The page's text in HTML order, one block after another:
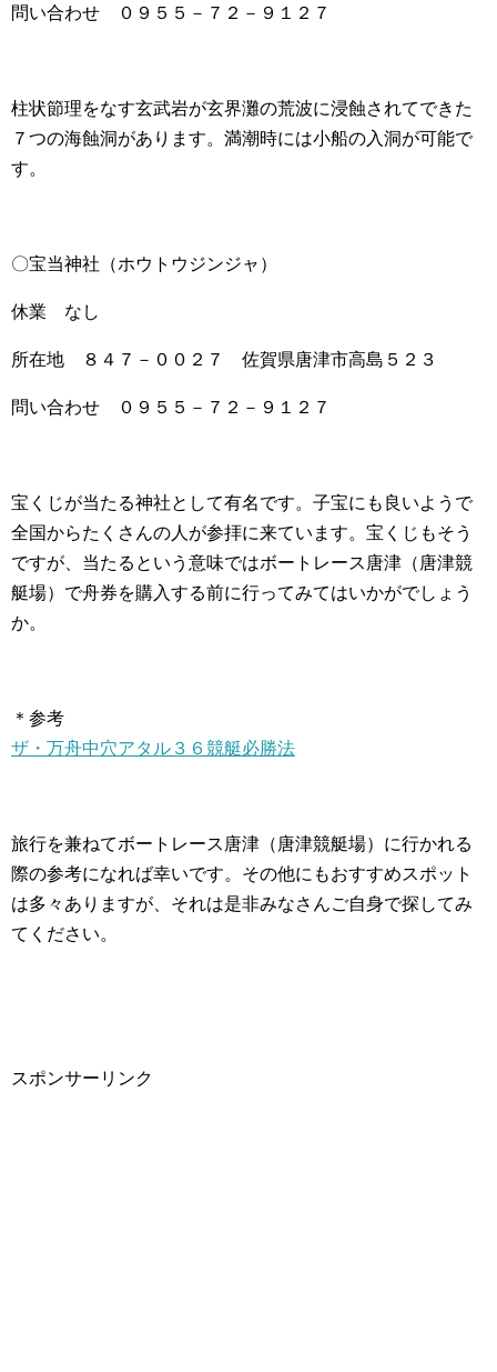
問い合わせ ０９５５－７２－９１２７
柱状節理をなす玄武岩が玄界灘の荒波に浸蝕されてできた
７つの海蝕洞があります。満潮時には小船の入洞が可能で
す。
〇宝当神社（ホウトウジンジャ）
休業 なし
所在地 ８４７－００２７ 佐賀県唐津市高島５２３
問い合わせ ０９５５－７２－９１２７
宝くじが当たる神社として有名です。子宝にも良いようで
全国からたくさんの人が参拝に来ています。宝くじもそう
ですが、当たるという意味ではボートレース唐津（唐津競
艇場）で舟券を購入する前に行ってみてはいかがでしょう
か。
＊参考
ザ・万舟中穴アタル３６競艇必勝法
旅行を兼ねてボートレース唐津（唐津競艇場）に行かれる
際の参考になれば幸いです。その他にもおすすめスポット
は多々ありますが、それは是非みなさんご自身で探してみ
てください。
スポンサーリンク